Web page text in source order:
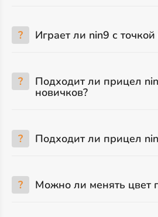
? Играет ли nin9 с
? Подходит ли прицел
новичков?
? Подходит ли прицел
? Можно ли менять цвет